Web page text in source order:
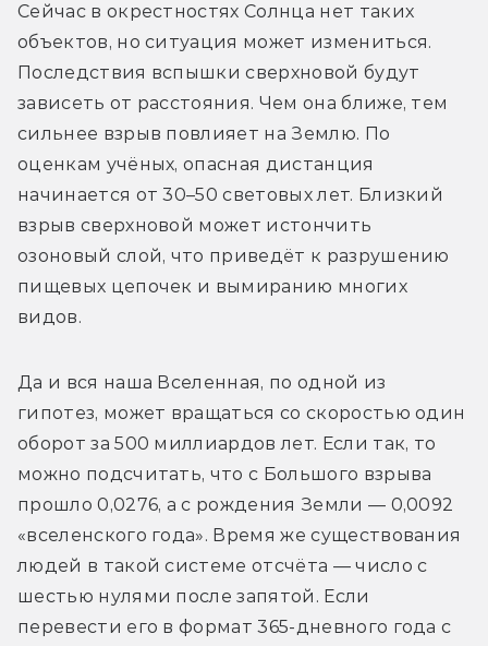
Сейчас в окрестностях Солнца нет таких
объектов, но ситуация может измениться.
Последствия вспышки сверхновой будут
зависеть от расстояния. Чем она ближе, тем
сильнее взрыв повлияет на Землю. По
оценкам учёных, опасная дистанция
начинается от 30–50 световых лет. Близкий
взрыв сверхновой может истончить
озоновый слой, что приведёт к разрушению
пищевых цепочек и вымиранию многих
видов.
Да и вся наша Вселенная, по одной из
гипотез, может вращаться со скоростью один
оборот за 500 миллиардов лет. Если так, то
можно подсчитать, что с Большого взрыва
прошло 0,0276, а с рождения Земли — 0,0092
«вселенского года». Время же существования
людей в такой системе отсчёта — число с
шестью нулями после запятой. Если
перевести его в формат 365-дневного года с